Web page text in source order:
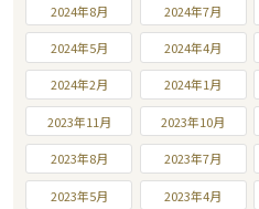
2024年8月 2024年7月
2024年5月 2024年4月
2024年2月 2024年1月
2023年11月 2023年10月
2023年8月 2023年7月
2023年5月 2023年4月